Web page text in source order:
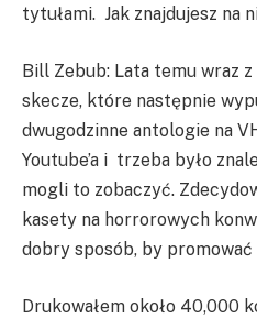
tytułami. Jak znajdujesz na
Bill Zebub: Lata temu wraz
skecze, które następnie
dwugodzinne antologie na
Youtube’a i trzeba było
mogli to zobaczyć.
kasety na horrorowych
dobry sposób, by
Drukowałem około 40,000